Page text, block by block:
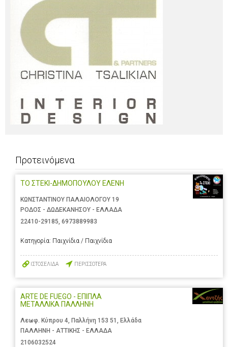
Προτεινόμενα
ΤΟ ΣΤΕΚΙ-ΔΗΜΟΠΟΥΛΟΥ ΕΛΕΝΗ
ΚΩΝΣΤΑΝΤΙΝΟΥ ΠΑΛΑΙΟΛΟΓΟΥ 19
ΡΟΔΟΣ - ΔΩΔΕΚΑΝΗΣΟΥ - ΕΛΛΑΔΑ
22410-29185, 6973889983
Κατηγορία: Παιχνίδια / Παιχνίδια
ΙΣΤΟΣΕΛΙΔΑ ΠΕΡΙΣΣΟΤΕΡΑ
ARTE DE FUEGO - ΕΠΙΠΛΑ
ΜΕΤΑΛΛΙΚΑ ΠΑΛΛΗΝΗ
Λεωφ. Κύπρου 4, Παλλήνη 153 51, Ελλάδα
ΠΑΛΛΗΝΗ - ΑΤΤΙΚΗΣ - ΕΛΛΑΔΑ
2106032524